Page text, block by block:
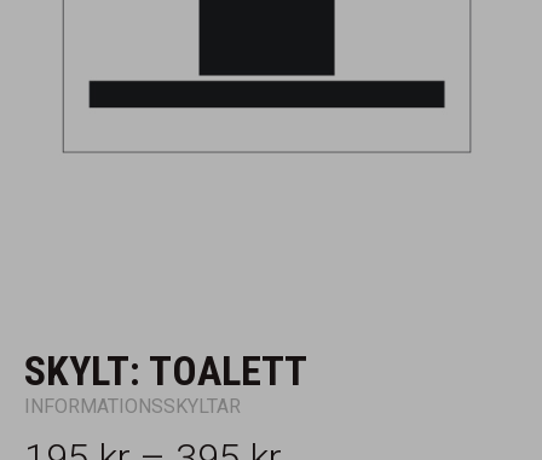
SKYLT: TOALETT
INFORMATIONSSKYLTAR